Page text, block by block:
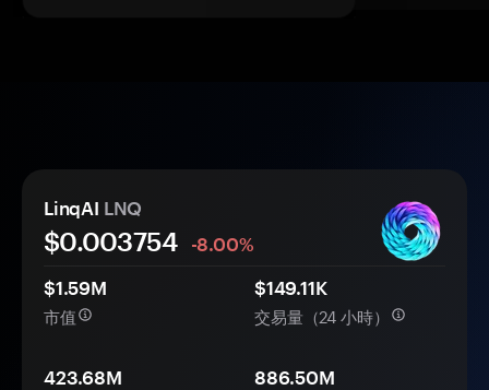
LinqAI LNQ
$0.003754
-8.00%
$1.59M
市值
$149.11K
交易量（24 小時）
423.68M 886.50M